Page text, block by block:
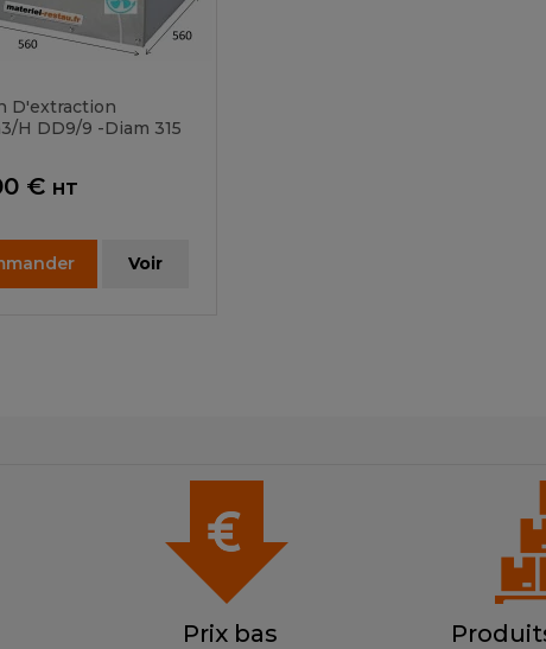
D'extraction
h DD9/9 -diam 315
€ HT
Voir
Prix bas